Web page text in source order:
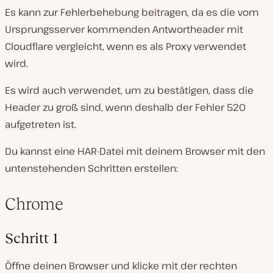
Es kann zur Fehlerbehebung beitragen, da es die vom
Ursprungsserver kommenden Antwortheader mit
Cloudflare vergleicht, wenn es als Proxy verwendet
wird.
Es wird auch verwendet, um zu bestätigen, dass die
Header zu groß sind, wenn deshalb der Fehler 520
aufgetreten ist.
Du kannst eine HAR-Datei mit deinem Browser mit den
untenstehenden Schritten erstellen:
Chrome
Schritt 1
Öffne deinen Browser und klicke mit der rechten